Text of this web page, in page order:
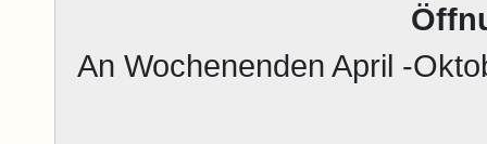
An Wochenenden April -